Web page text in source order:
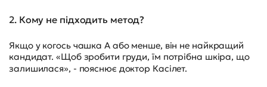
2. Кому не підходить метод?
Якщо у когось чашка A або менше, він не найкращий
кандидат. «Щоб зробити груди, їм потрібна шкіра, що
залишилася», - пояснює доктор Касілет.